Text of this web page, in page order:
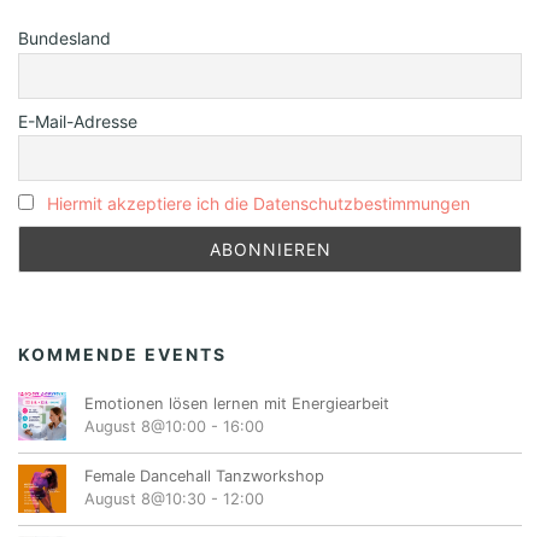
Bundesland
E-Mail-Adresse
Hiermit akzeptiere ich die Datenschutzbestimmungen
KOMMENDE EVENTS
Emotionen lösen lernen mit Energiearbeit
August 8@10:00 - 16:00
Female Dancehall Tanzworkshop
August 8@10:30 - 12:00